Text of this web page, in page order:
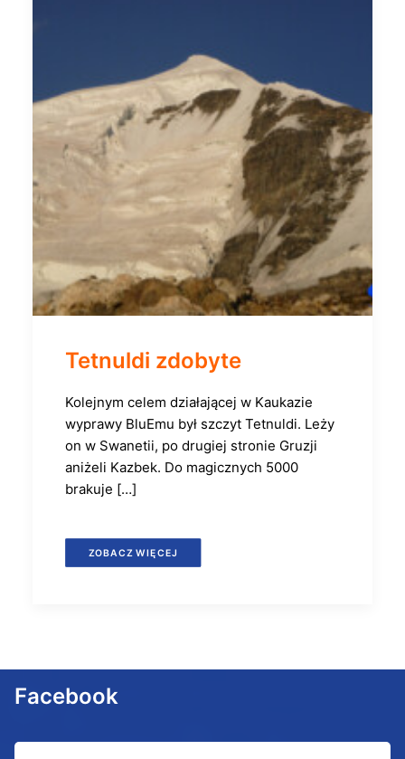
Tetnuldi zdobyte
Kolejnym celem działającej w Kaukazie
wyprawy BluEmu był szczyt Tetnuldi. Leży
on w Swanetii, po drugiej stronie Gruzji
aniżeli Kazbek. Do magicznych 5000
brakuje […]
ZOBACZ WIĘCEJ
Facebook